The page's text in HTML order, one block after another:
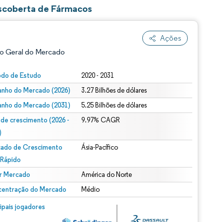
de Fármacos
Ações
Geral do Mercado
de Estudo 2020 - 2031
do Mercado (2026) 3.27 Bilhões de dólares
do Mercado (2031) 5.25 Bilhões de dólares
de crescimento (2026 -
9.97% CAGR
de Crescimento
Ásia-Pacífico
Mercado América do Norte
do Mercado Médio
jogadores
© Mordor Intelligence. O reuso requer atribuição conforme CC BY 4.0.
CC BY 4.0.